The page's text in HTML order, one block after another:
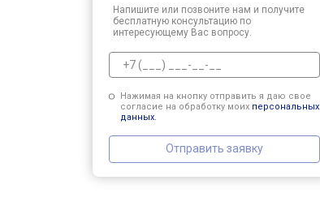
Напишите или позвоните нам и получите
бесплатную консультацию по
интересующему Вас вопросу.
Нажимая на кнопку отправить я даю свое
согласие на обработку моих персональных
данных.
Отправить заявку